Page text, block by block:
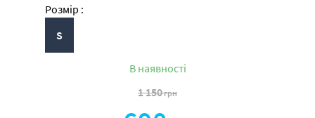
Розмір :
S
В наявності
1 150грн